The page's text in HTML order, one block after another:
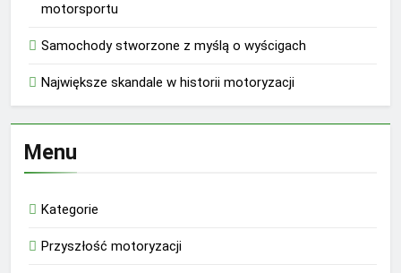
motorsportu
Samochody stworzone z myślą o wyścigach
Największe skandale w historii motoryzacji
Menu
Kategorie
Przyszłość motoryzacji